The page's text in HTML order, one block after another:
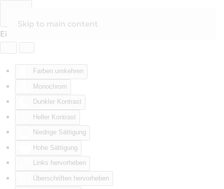
Eingabehilfen öffnen
Farben umkehren
Monochrom
Dunkler Kontrast
Heller Kontrast
Niedrige Sättigung
Hohe Sättigung
Links hervorheben
Überschriften hervorheben
Skip to main content